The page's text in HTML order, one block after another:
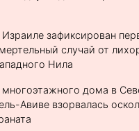
Израиле зафиксирован
случай от
Нила
многоэтажного дома в
Авиве взорвалась